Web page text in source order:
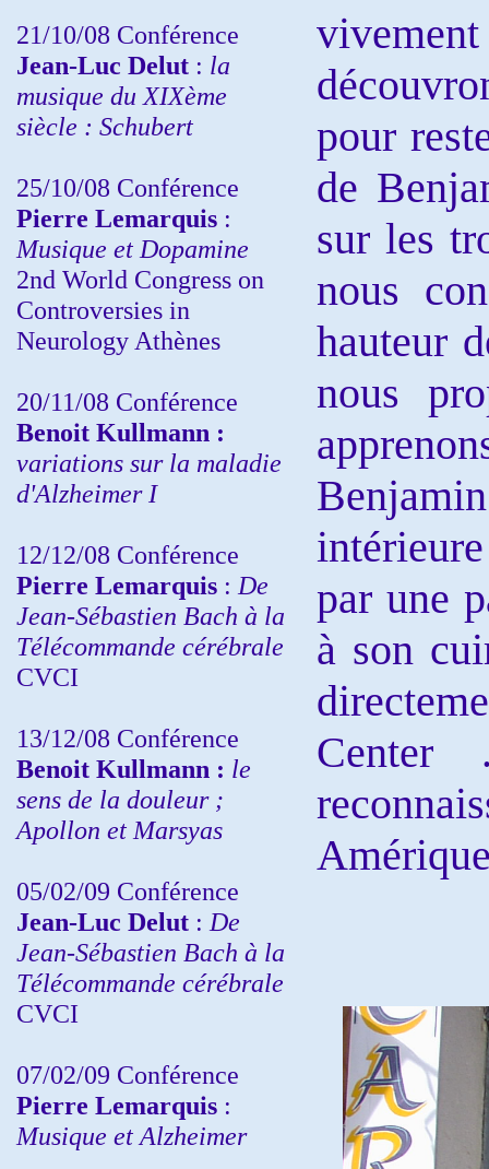
21/10/08 Conférence
Jean-Luc Delut : la
musique du XIXème
siècle : Schubert
25/10/08 Conférence
Pierre Lemarquis :
Musique et Dopamine
2nd World Congress on
Controversies in
Neurology Athènes
20/11/08 Conférence
Benoit Kullmann :
variations sur la maladie
d'Alzheimer I
12/12/08 Conférence
Pierre Lemarquis : De
Jean-Sébastien Bach à la
Télécommande cérébrale
CVCI
13/12/08 Conférence
Benoit Kullmann : le
sens de la douleur ;
Apollon et Marsyas
05/02/09 Conférence
Jean-Luc Delut : De
Jean-Sébastien Bach à la
Télécommande cérébrale
CVCI
07/02/09 Conférence
Pierre Lemarquis :
Musique et Alzheimer
pour
de
sur les
nous
hauteur
nous
par une
à son
Center